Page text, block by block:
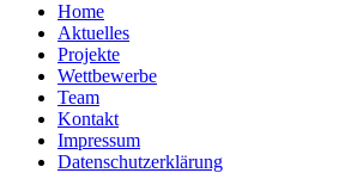
Home
Aktuelles
Projekte
Wettbewerbe
Team
Kontakt
Impressum
Datenschutzerklärung